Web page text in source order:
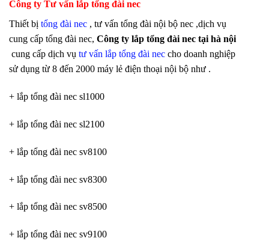
Công ty Tư vấn lắp tổng đài nec
Thiết bị tổng đài nec , tư vấn tổng đài nội bộ nec ,dịch vụ
cung cấp tổng đài nec, Công ty lắp tổng đài nec tại hà nội
cung cấp dịch vụ tư vấn lắp tổng đài nec cho doanh nghiệp
sử dụng từ 8 đến 2000 máy lẻ điện thoại nội bộ như .
+ lắp tổng đài nec sl1000
+ lắp tổng đài nec sl2100
+ lắp tổng đài nec sv8100
+ lắp tổng đài nec sv8300
+ lắp tổng đài nec sv8500
+ lắp tổng đài nec sv9100